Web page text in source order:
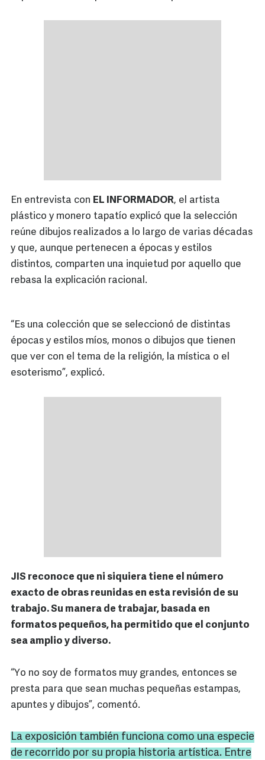
En entrevista con EL INFORMADOR, el artista
plástico y monero tapatío explicó que la selección
reúne dibujos realizados a lo largo de varias décadas
y que, aunque pertenecen a épocas y estilos
distintos, comparten una inquietud por aquello que
rebasa la explicación racional.
“Es una colección que se seleccionó de distintas
épocas y estilos míos, monos o dibujos que tienen
que ver con el tema de la religión, la mística o el
esoterismo”, explicó.
JIS reconoce que ni siquiera tiene el número
exacto de obras reunidas en esta revisión de su
trabajo. Su manera de trabajar, basada en
formatos pequeños, ha permitido que el conjunto
sea amplio y diverso.
“Yo no soy de formatos muy grandes, entonces se
presta para que sean muchas pequeñas estampas,
apuntes y dibujos”, comentó.
La exposición también funciona como una especie
de recorrido por su propia historia artística. Entre